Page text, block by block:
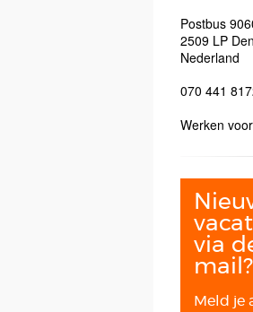
Postbus
2509 LP
Nederland
070 441
Werken
via
mail?
Meld je